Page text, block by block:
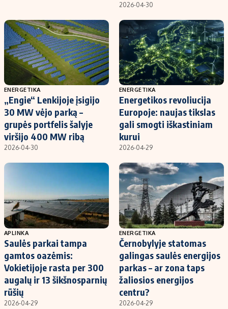
2026-04-30
ENERGETIKA
„Engie“ Lenkijoje įsigijo
30 MW vėjo parką –
grupės portfelis šalyje
viršijo 400 MW ribą
2026-04-30
ENERGETIKA
Energetikos revoliucija
Europoje: naujas tikslas
gali smogti iškastiniam
kurui
2026-04-29
APLINKA
Saulės parkai tampa
gamtos oazėmis:
Vokietijoje rasta per 300
augalų ir 13 šikšnosparnių
rūšių
2026-04-29
ENERGETIKA
Černobylyje statomas
galingas saulės energijos
parkas – ar zona taps
žaliosios energijos
centru?
2026-04-29